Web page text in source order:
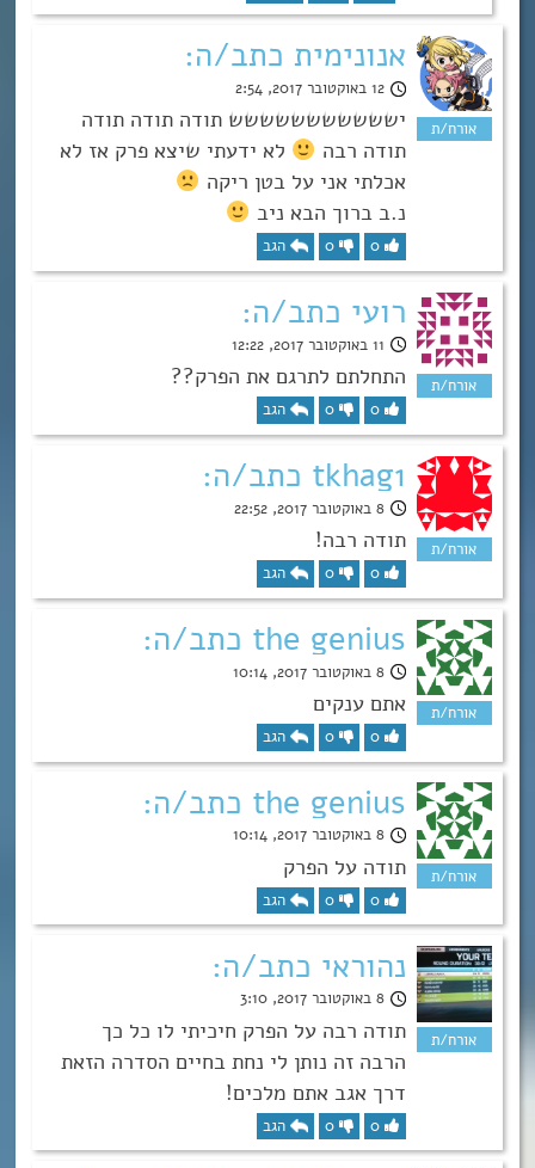
אנונימית כתב/ה:
12 באוקטובר 2017, 2:54
יששששששששששש תודה תודה תודה
תודה רבה
לא ידעתי שיצא פרק אז לא
אכלתי אני על בטן ריקה
נ.ב ברוך הבא ניב
0
0 הגב
רועי כתב/ה:
11 באוקטובר 2017, 12:22
התחלתם לתרגם את הפרק??
0
0 הגב
tkhag1 כתב/ה:
8 באוקטובר 2017, 22:52
תודה רבה!
0
0 הגב
the genius כתב/ה:
8 באוקטובר 2017, 10:14
אתם ענקים
0
0 הגב
the genius כתב/ה:
8 באוקטובר 2017, 10:14
תודה על הפרק
0
0 הגב
נהוראי כתב/ה:
8 באוקטובר 2017, 3:10
תודה רבה על הפרק חיכיתי לו כל כך
הרבה זה נותן לי נחת בחיים הסדרה הזאת
דרך אגב אתם מלכים!
0
0 הגב